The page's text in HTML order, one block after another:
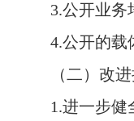
3.公开业务培
4.公开的载体
（二）改进
1.进一步健全